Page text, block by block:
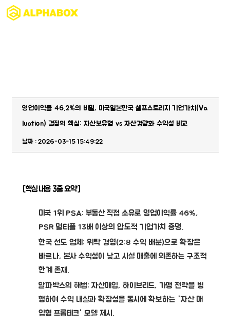
영업이익율 46.2%의 비밀, 미국일본한국 셀프스토리지 기업가치(Va
luation) 결정의 핵심: 자산보유형 vs 자산경량화 수익성 비교
날짜 : 2026-03-15 15:49:22
[핵심 내용 3줄 요약]
미국 1위 PSA: 부동산 직접 소유로 영업이익률 46%,
PSR 멀티플 13배이상의 압도적 기업가치 증명.
한국 선도 업체: 위탁 경영(2:8 수익 배분)으로 확장은
빠르나, 본사 수익성이 낮고 시설 매출에 의존하는 구조적
한계 존재.
알파박스의 해법: 자산매입, 하이브리드, 가맹 전략을 병
행하여 수익 내실과 확장성을 동시에 확보하는 '자산 매
입형 프롭테크' 모델 제시.